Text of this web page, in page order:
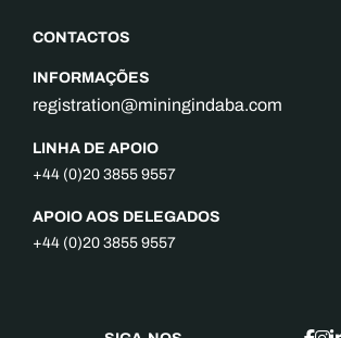
CONTACTOS
INFORMAÇÕES
registration@miningindaba.com
LINHA DE APOIO
+44 (0)20 3855 9557
APOIO AOS DELEGADOS
+44 (0)20 3855 9557